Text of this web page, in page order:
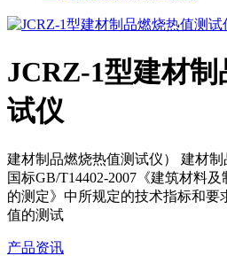
JCRZ-1型建材制
试仪
建材制品燃烧热值测试仪） 建材
国标GB/T14402-2007《建筑材料
的测定》中所规定的技术指标和要
值的测试
产品资讯